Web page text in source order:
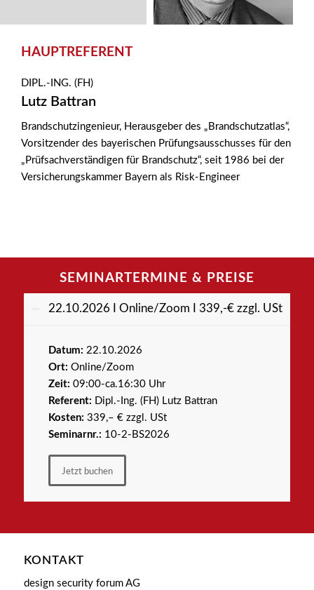
HAUPTREFERENT
DIPL.-ING. (FH)
Lutz Battran
Brandschutzingenieur, Herausgeber des „Brandschutzatlas“,
Vorsitzender des bayerischen Prüfungsausschusses für den
„Prüfsachverständigen für Brandschutz“, seit 1986 bei der
Versicherungskammer Bayern als Risk-Engineer
SEMINARTERMINE & PREISE
22.10.2026 I Online/Zoom I 339,-€ zzgl. USt
Datum: 22.10.2026
Ort: Online/Zoom
Zeit: 09:00-ca.16:30 Uhr
Referent: Dipl.-Ing. (FH) Lutz Battran
Kosten: 339,– € zzgl. USt
Seminarnr.: 10-2-BS2026
Jetzt buchen
KONTAKT
design security forum AG